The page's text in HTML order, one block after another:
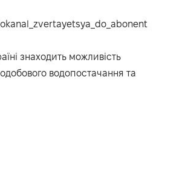
знаходить можливість
водопостачання та